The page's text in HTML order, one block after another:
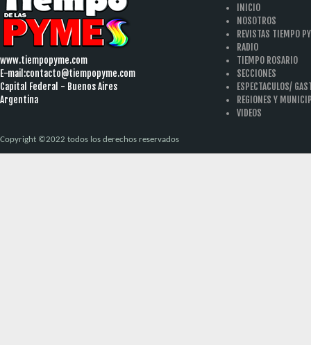
www.tiempopyme.com
E-mail:contacto@tiempopyme.com
Capital Federal - Buenos Aires
Argentina
INICIO
NOSOTROS
REVISTAS TIEMPO
RADIO
TIEMPO ROSARIO
SECCIONES
ESPECTACULOS/
REGIONES Y
VIDEOS
Copyright ©2022 todos los derechos reservados